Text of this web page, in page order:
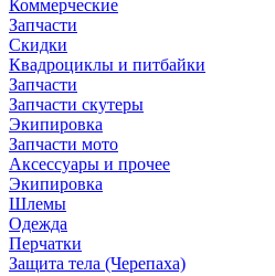
Коммерческие
Запчасти
Скидки
Квадроциклы и питбайки
Запчасти
Запчасти скутеры
Экипировка
Запчасти мото
Аксессуары и прочее
Экипировка
Шлемы
Одежда
Перчатки
Защита тела (Черепаха)